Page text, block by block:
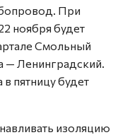
При
ноября будет
Смольный
— Ленинградский.
пятницу будет
изоляцию